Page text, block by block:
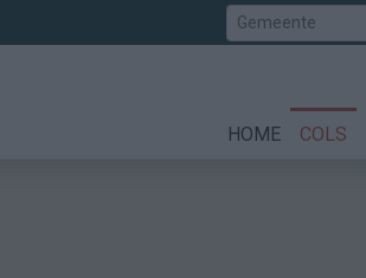
Zoek
HOME COLS